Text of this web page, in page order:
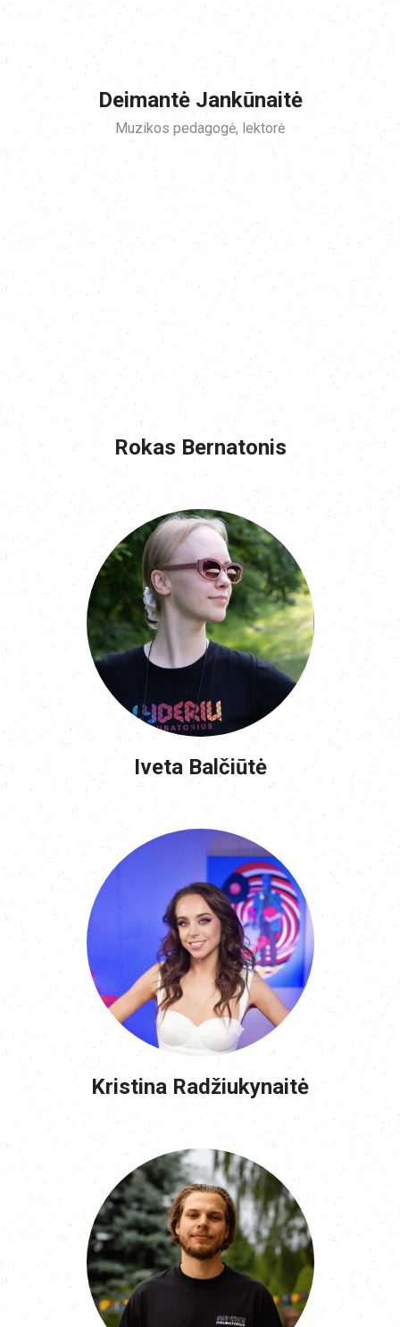
Deimantė Jankūnaitė
Muzikos pedagogė, lektorė
Rokas Bernatonis
Iveta Balčiūtė
Kristina Radžiukynaitė